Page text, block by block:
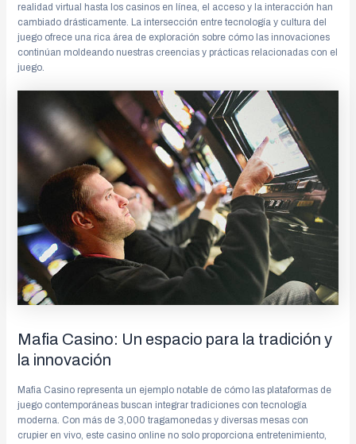
realidad virtual hasta los casinos en línea, el acceso y la interacción han
cambiado drásticamente. La intersección entre tecnología y cultura del
juego ofrece una rica área de exploración sobre cómo las innovaciones
continúan moldeando nuestras creencias y prácticas relacionadas con el
juego.
Mafia Casino: Un espacio para la tradición y
la innovación
Mafia Casino representa un ejemplo notable de cómo las plataformas de
juego contemporáneas buscan integrar tradiciones con tecnología
moderna. Con más de 3,000 tragamonedas y diversas mesas con
crupier en vivo, este casino online no solo proporciona entretenimiento,